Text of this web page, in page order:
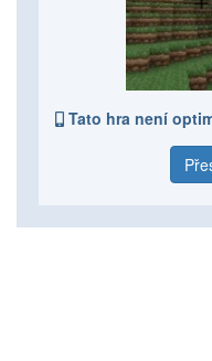
Tato hra není